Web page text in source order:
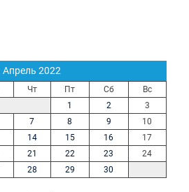
Апрель 2022
Чт Пт Сб
Вс
1
2
3
7 8 9
10
14 15 16
17
21 22 23
24
28 29 30